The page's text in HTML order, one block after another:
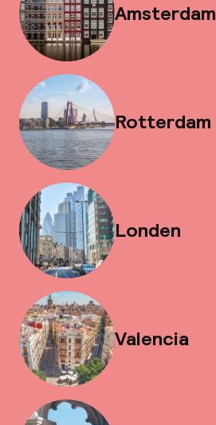
Amsterdam
Rotterdam
Londen
Valencia